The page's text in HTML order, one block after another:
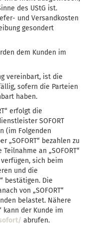
des UStG ist.
und Versandkosten
gesondert
dem Kunden im
vereinbart, ist die
sofern die Parteien
haben.
erfolgt die
SOFORT
(im Folgenden
„SOFORT“ bezahlen zu
an „SOFORT“
sich beim
und die
bestätigen. Die
von „SOFORT“
belastet. Nähere
kann der Kunde im
abrufen.